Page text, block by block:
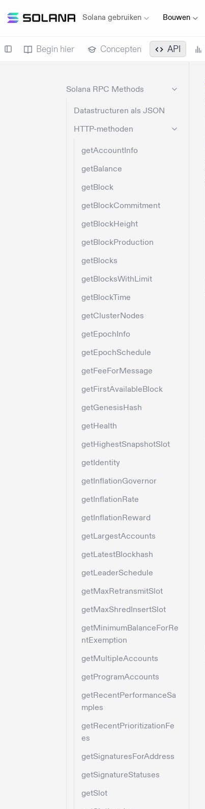
Solana gebruiken Bouwen
Begin hier Concepten API
Solana RPC Methods
Datastructuren als JSON
HTTP-methoden
getAccountInfo
getBalance
getBlock
getBlockCommitment
getBlockHeight
getBlockProduction
getBlocks
getBlocksWithLimit
getBlockTime
getClusterNodes
getEpochInfo
getEpochSchedule
getFeeForMessage
getFirstAvailableBlock
getGenesisHash
getHealth
getHighestSnapshotSlot
getIdentity
getInflationGovernor
getInflationRate
getInflationReward
getLargestAccounts
getLatestBlockhash
getLeaderSchedule
getMaxRetransmitSlot
getMaxShredInsertSlot
getMinimumBalanceForRe
ntExemption
getMultipleAccounts
getProgramAccounts
getRecentPerformanceSa
mples
getRecentPrioritizationFe
es
getSignaturesForAddress
getSignatureStatuses
getSlot